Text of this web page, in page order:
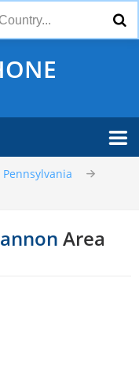
Pennsylvania
Area